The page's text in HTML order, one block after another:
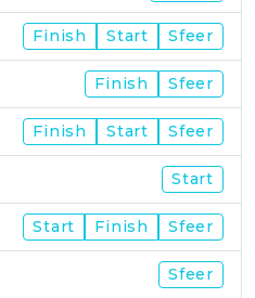
Finish Start Sfeer
Finish Sfeer
Finish Start Sfeer
Start
Start Finish Sfeer
Sfeer